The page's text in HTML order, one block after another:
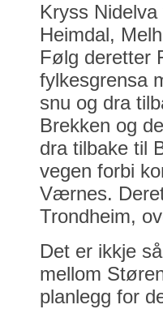
Kryss
Heimdal,
Følg deretter
fylkesgrensa
snu og dra
Brekken og
dra tilbake til
vegen forbi
Værnes.
Trondheim,
Det er ikkje
mellom
planlegg for